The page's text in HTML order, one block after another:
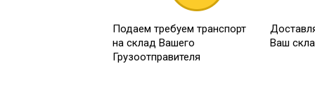
Подаем требуем транспорт
на склад Вашего
Грузоотправителя
Ваш